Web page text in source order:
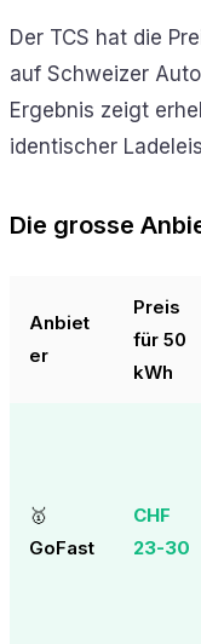
Der TCS hat die
auf Schweizer
Ergebnis zeigt
identischer
Die grosse
Anbiet
er
Preis
für 50
kWh
🥇
GoFast
CHF
23-30